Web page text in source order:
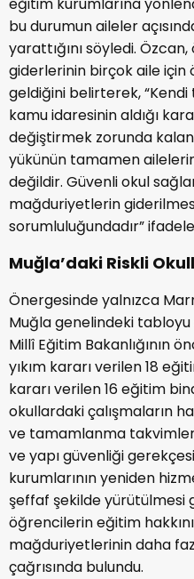
eğitim kurumlarına
bu durumun aileler
yarattığını söyledi.
giderlerinin birçok aile
geldiğini belirterek,
kamu idaresinin aldığı
değiştirmek zorunda
yükünün tamamen
değildir. Güvenli okul
mağduriyetlerin
sorumluluğundadır”
Muğla’daki Riskli
Önergesinde yalnızca
Muğla genelindeki
Millî Eğitim Bakanlığının
yıkım kararı verilen 18
kararı verilen 16 eğitim
okullardaki çalışmaların
ve tamamlanma
ve yapı güvenliği
kurumlarının yeniden
şeffaf şekilde yürütülmesi
öğrencilerin eğitim
mağduriyetlerinin daha
çağrısında bulundu.